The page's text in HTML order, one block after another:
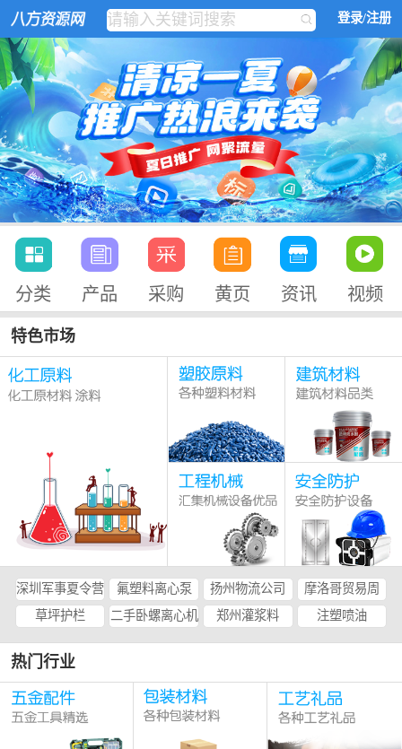
登录/注册
分类 产品 采购 黄页 资讯 视频
特色市场
深圳军事夏令营 氟塑料离心泵 扬州物流公司
摩洛哥贸易周
草坪护栏
二手卧螺离心机 郑州灌浆料 注塑喷油
热门行业